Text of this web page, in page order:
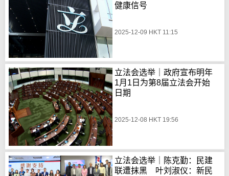
健康信号
2025-12-09 HKT 11:15
立法会选举｜政府宣布明年
1月1日为第8届立法会开始
日期
2025-12-08 HKT 19:56
立法会选举｜陈克勤：民建
联遭抹黑 叶刘淑仪：新民